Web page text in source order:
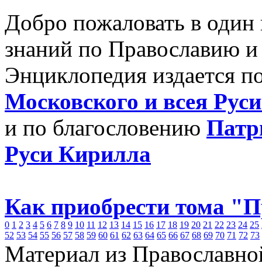
Добро пожаловать в
знаний по Православию
Энциклопедия издается
Московского и всея
и по благословению
Руси Кирилла
Как приобрести тома
0 1 2 3 4 5 6 7 8 9 10 11 12 13 14 15 16 17 18 19 20 21 22 23 24 25
52 53 54 55 56 57 58 59 60 61 62 63 64 65 66 67 68 69 70 71 72 73
Материал из